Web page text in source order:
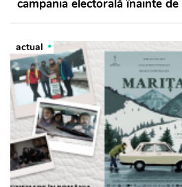
campania electorală înainte
actual